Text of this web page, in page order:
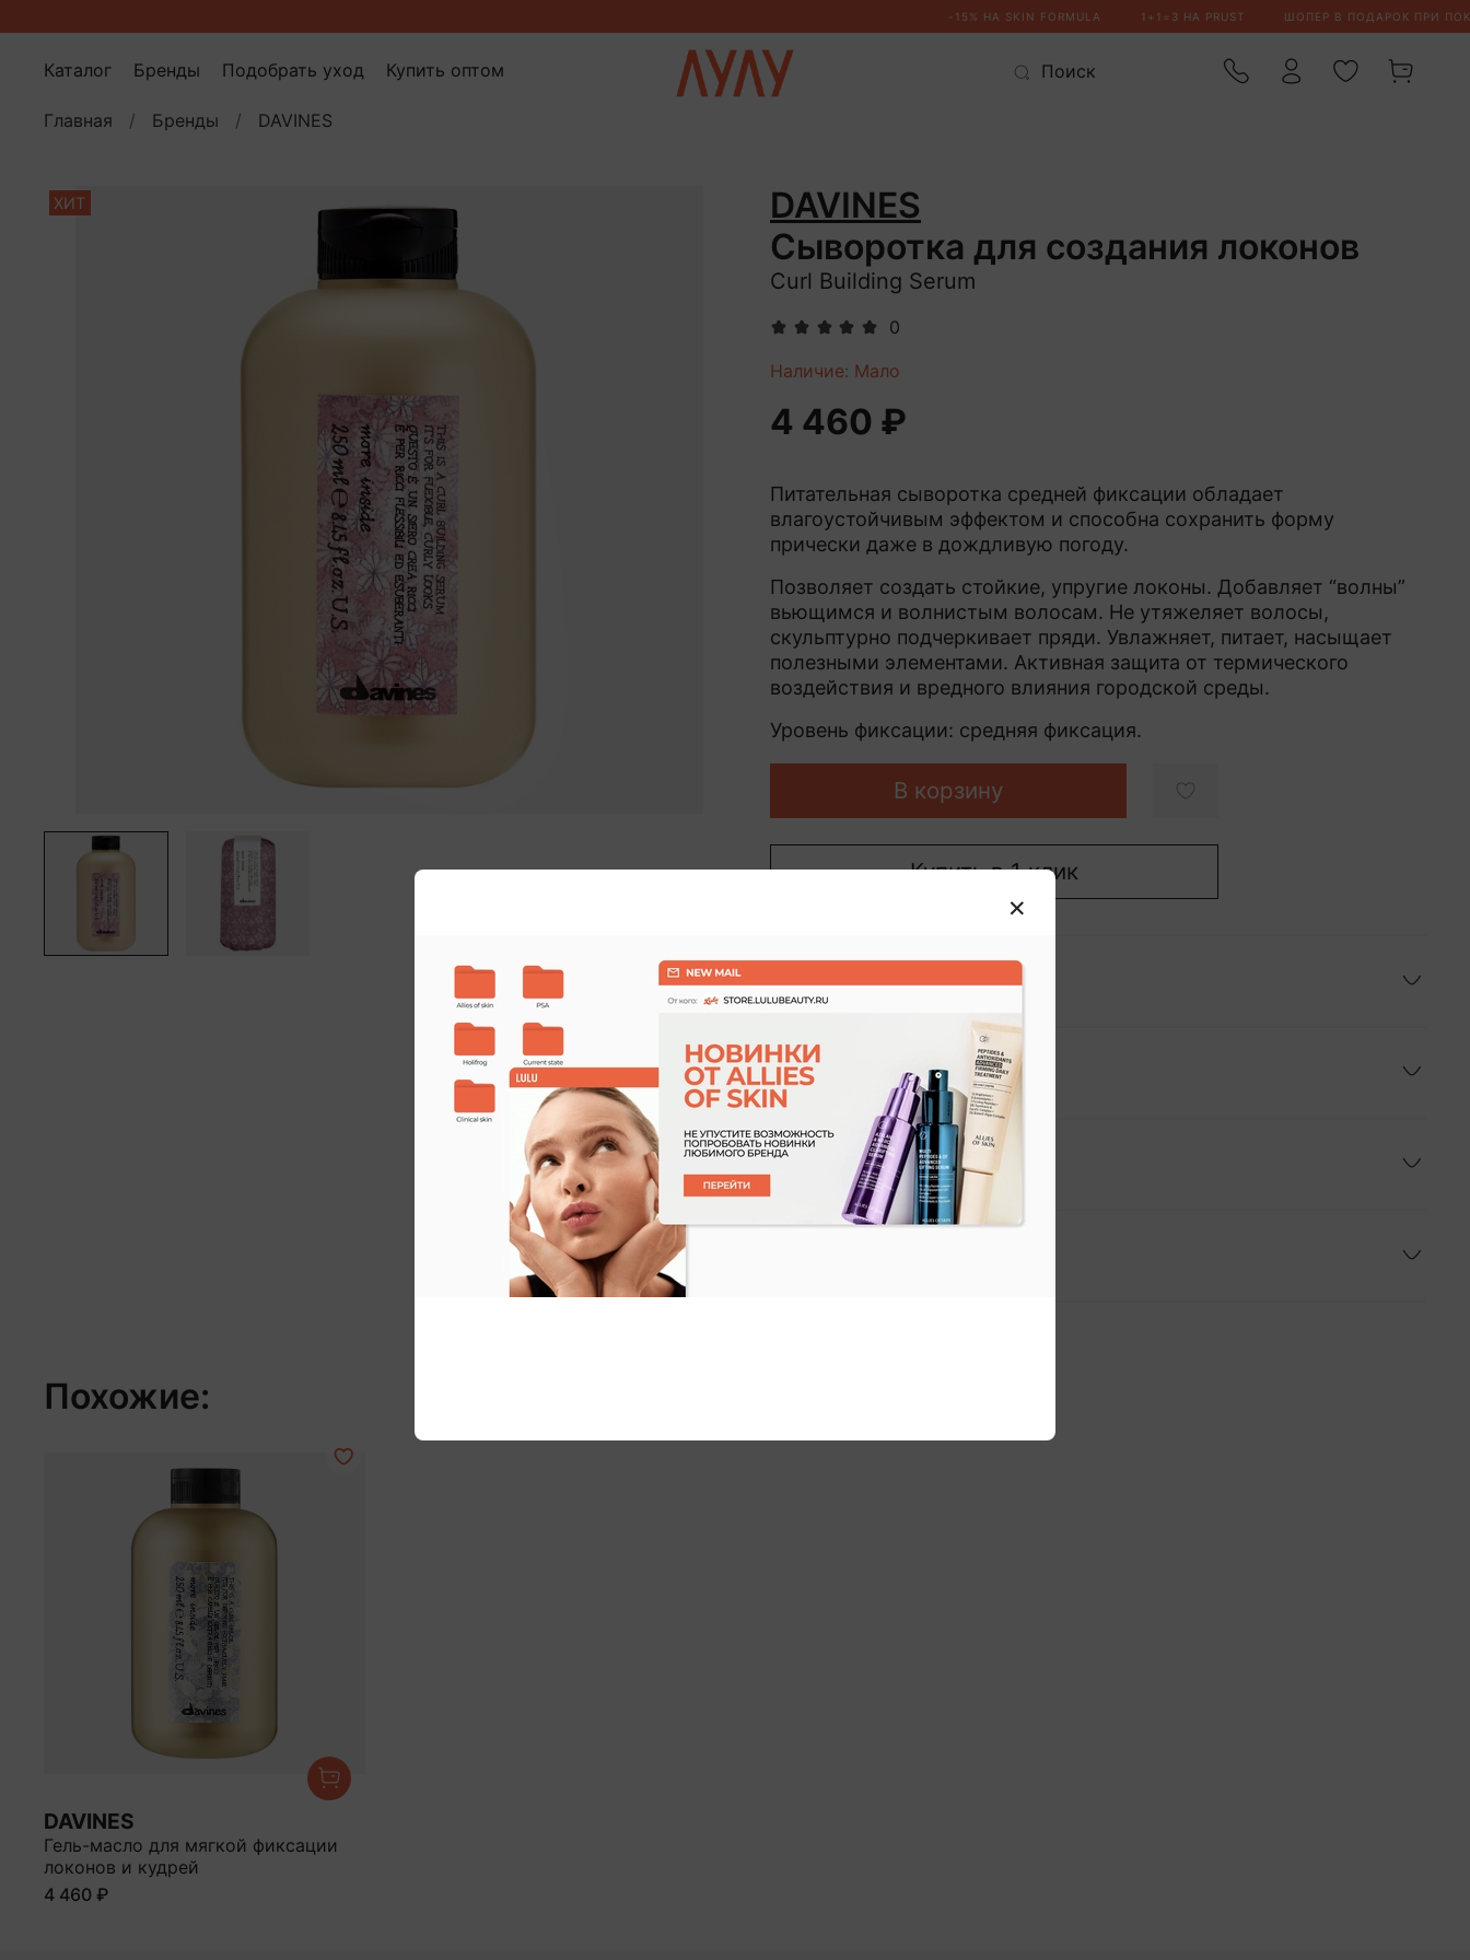
Каталог Бренды Подобрать уход Купить оптом
Главная Бренды DAVINES
ХИТ
0
DAVINES
Сыворотка для создания локонов
Curl Building Serum
Наличие: Мало
4 460 ₽
В корзину
Купить в 1 клик
Питательная сыворотка средней фиксации обладает
влагоустойчивым эффектом и способна сохранить форму
прически даже в дождливую погоду.
Позволяет создать стойкие, упругие локоны. Добавляет “волны”
вьющимся и волнистым волосам. Не утяжеляет волосы,
скульптурно подчеркивает пряди. Увлажняет, питает, насыщает
полезными элементами. Активная защита от термического
воздействия и вредного влияния городской среды.
Уровень фиксации: средняя фиксация.
Характеристики
Применение
Состав
Похожие:
DAVINES
Гель-масло для мягкой фиксации
локонов и кудрей
4 460 ₽